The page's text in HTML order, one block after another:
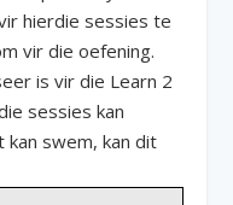
hierdie sessies te
vir die oefening.
is vir die Learn 2
sessies kan
swem, kan dit